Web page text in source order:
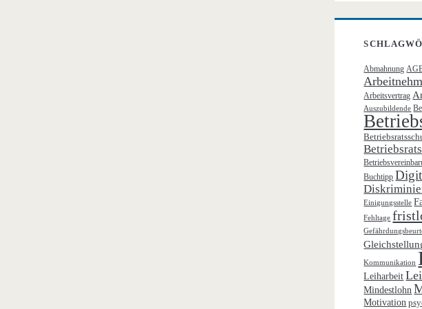
Abmahnung
Arbeitsvertrag
Auszubildende
Buchtipp
Einigungsstelle
Fehltage
Kommunikation
Leiharbeit
Mindestlohn
Motivation